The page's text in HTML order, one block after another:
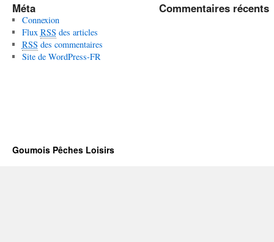
Méta
Connexion
Flux RSS des articles
RSS des commentaires
Site de WordPress-FR
Commentaires récents
Goumois Pêches Loisirs